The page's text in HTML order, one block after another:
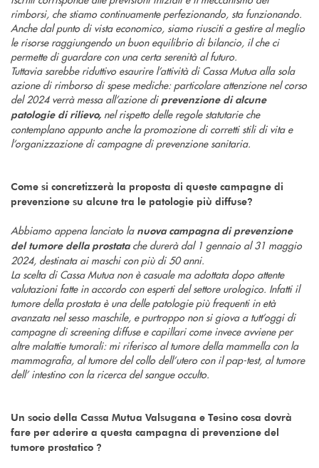
rimborsi, che stiamo continuamente perfezionando, sta funzionando.
Anche dal punto di vista economico, siamo riusciti a gestire al meglio
le risorse raggiungendo un buon equilibrio di bilancio, il che ci
permette di guardare con una certa serenità al futuro.
Tuttavia sarebbe riduttivo esaurire l’attività di Cassa Mutua alla sola
azione di rimborso di spese mediche: particolare attenzione nel corso
del 2024 verrà messa all’azione di prevenzione di alcune
patologie di rilievo, nel rispetto delle regole statutarie che
contemplano appunto anche la promozione di corretti stili di vita e
l’organizzazione di campagne di prevenzione sanitaria.
Come si concretizzerà la proposta di queste campagne di
prevenzione su alcune tra le patologie più diffuse?
Abbiamo appena lanciato la nuova campagna di prevenzione
del tumore della prostatache durerà dal 1 gennaio al 31 maggio
2024, destinata ai maschi con più di 50 anni.
La scelta di Cassa Mutua non è casuale ma adottata dopo attente
valutazioni fatte in accordo con esperti del settore urologico. Infatti il
tumore della prostata è una delle patologie più frequenti in età
avanzata nel sesso maschile, e purtroppo non si giova a tutt’oggi di
campagne di screening diffuse e capillari come invece avviene per
altre malattie tumorali: mi riferisco al tumore della mammella con la
mammografia, al tumore del collo dell’utero con il pap-test, al tumore
dell’ intestino con la ricerca del sangue occulto.
Un socio della Cassa Mutua Valsugana e Tesino cosa dovrà
fare per aderire a questa campagna di prevenzione del
tumore prostatico ?